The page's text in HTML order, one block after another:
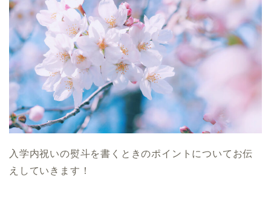
入学内祝いの熨斗を書くときのポイントについてお伝
えしていきます！